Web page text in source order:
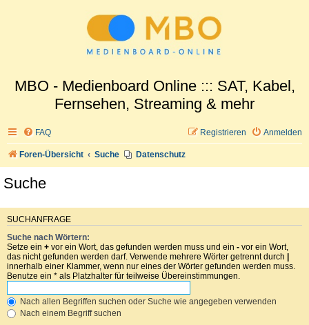
MBO - Medienboard Online ::: SAT, Kabel,
Fernsehen, Streaming & mehr
FAQ Anmelden
Registrieren
Foren-Übersicht Suche Datenschutz
Suche
SUCHANFRAGE
Suche nach Wörtern:
Setze ein + vor ein Wort, das gefunden werden muss und ein - vor ein Wort,
das nicht gefunden werden darf. Verwende mehrere Wörter getrennt durch |
innerhalb einer Klammer, wenn nur eines der Wörter gefunden werden muss.
Benutze ein * als Platzhalter für teilweise Übereinstimmungen.
Nach allen Begriffen suchen oder Suche wie angegeben verwenden
Nach einem Begriff suchen